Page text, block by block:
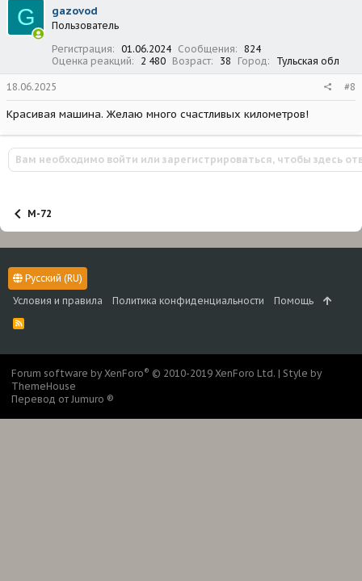
G gazovod
Пользователь
Регистрация
01.06.2024 Сообщения
824
Оценка реакций
2 480 Возраст 38 Город Тульская обл
18.06.2025 #8
Красивая машина. Желаю много счастливых километров!
Вам необходимо войти или зарегистрироваться, чтобы здесь
М-72
Русский (RU)
Условия и правила
Политика конфиденциальности Помощь
R
Forum software by XenForo® © 2010-2019 XenForo Ltd. | Style by
ThemeHouse
Перевод от Jumuro ®